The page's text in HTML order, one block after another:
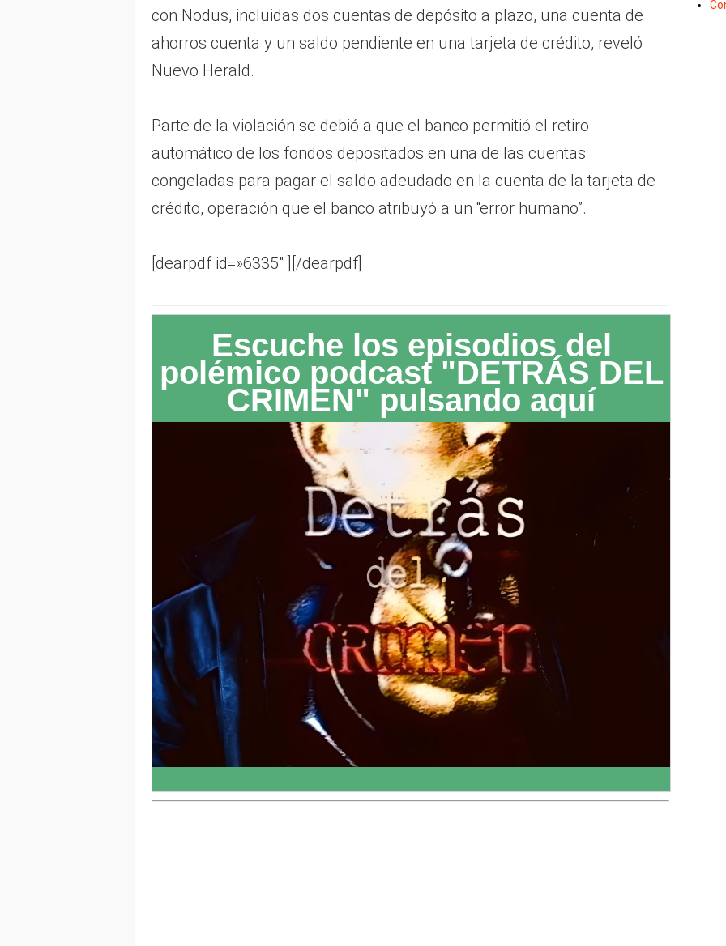
con Nodus, incluidas dos cuentas de depósito a plazo, una cuenta de
ahorros cuenta y un saldo pendiente en una tarjeta de crédito, reveló
Nuevo Herald.
Parte de la violación se debió a que el banco permitió el retiro
automático de los fondos depositados en una de las cuentas
congeladas para pagar el saldo adeudado en la cuenta de la tarjeta de
crédito, operación que el banco atribuyó a un “error humano”.
[dearpdf id=»6335″ ][/dearpdf]
Escuche los episodios del
polémico podcast "DETRÁS DEL
CRIMEN" pulsando aquí